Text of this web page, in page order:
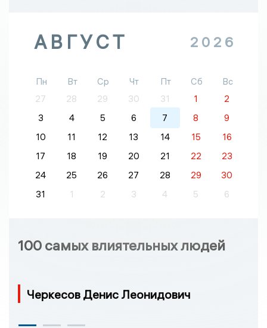
АВГУСТ 2026
Пн Вт Ср Чт Пт Сб
Вс
27
28 29 30 31 1
2
3
4 5 6 7 8
9
10
11 12 13 14 15
16
17
18 19 20 21 22
23
24
25 26 27 28 29
30
31
1 2 3 4 5 6
100 самых влиятельных людей
Черкесов Денис Леонидович